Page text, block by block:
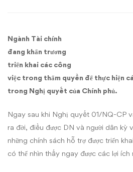
miễn,
giảm,
giãn
thuế,
phí
mới
Ngành Tài chính
đang khẩn trương
triển khai các công
việc trong thẩm quyền để thực hiện
trong Nghị quyết của Chính phủ.
Ngay sau khi Nghị quyết 01/NQ-CP
ra đời, điều được DN và người dân kỳ
những chính sách hỗ trợ được triển
có thể nhìn thấy ngay được các lợi ích